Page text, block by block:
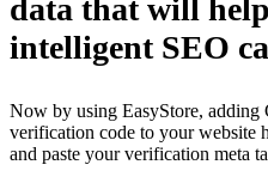
data that will
intelligent SEO
Now by using EasyStore, adding
verification code to your website
and paste your verification meta